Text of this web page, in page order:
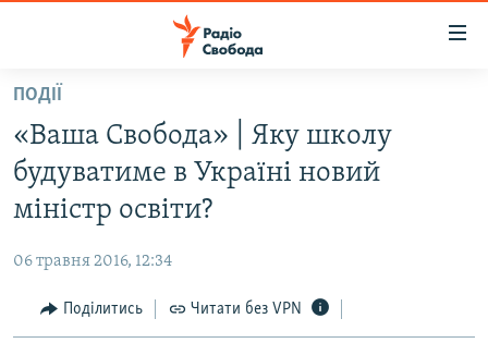
Перейти
основного
матеріалу
Перейти
до
основної
навігації
Перейти
до
РАДІО СВОБОДА – 70 РОКІВ
ВСЕ ЗА ДОБУ
СТАТТІ
ЕКОНОМІКА
СУСПІЛЬСТВО
РОСІЙСЬКА «ФІЛЬТРАЦІЯ»
ДОНБАС.РЕАЛІЇ
ПОДІЇ
«Ваша Свобода» | Яку школу
будуватиме в Україні новий
міністр освіти?
06 травня 2016, 12:34
Поділитись Читати без VPN